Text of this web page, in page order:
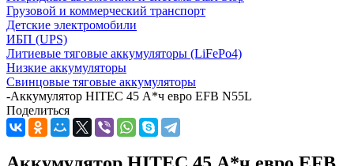
Грузовой и коммерческий транспорт
Детские электромобили
ИБП (UPS)
Литиевые тяговые аккумуляторы (LiFePo4)
Низкие аккумуляторы
Свинцовые тяговые аккумуляторы
-Аккумулятор HITEC 45 А*ч евро EFB N55L
Поделиться